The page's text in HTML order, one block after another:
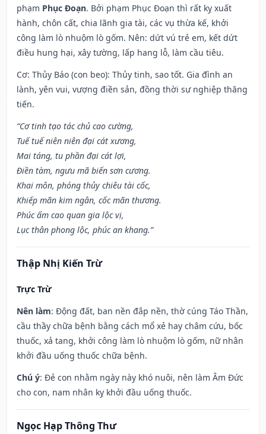
phạm Phục Đoạn. Bởi phạm Phục Đoạn thì rất kỵ xuất
hành, chôn cất, chia lãnh gia tài, các vụ thừa kế, khởi
công làm lò nhuộm lò gốm. Nên: dứt vú trẻ em, kết dứt
điều hung hại, xây tường, lấp hang lỗ, làm cầu tiêu.
Cơ: Thủy Báo (con beo): Thủy tinh, sao tốt. Gia đình an
lành, yên vui, vượng điền sản, đồng thời sự nghiệp thăng
tiến.
“Cơ tinh tạo tác chủ cao cường,
Tuế tuế niên niên đại cát xương,
Mai táng, tu phần đại cát lợi,
Điền tàm, ngưu mã biến sơn cương.
Khai môn, phóng thủy chiêu tài cốc,
Khiếp mãn kim ngân, cốc mãn thương.
Phúc ấm cao quan gia lộc vị,
Lục thân phong lộc, phúc an khang.”
Thập Nhị Kiến Trừ
Trực Trừ
Nên làm: Động đất, ban nền đắp nền, thờ cúng Táo Thần,
cầu thầy chữa bệnh bằng cách mổ xẻ hay châm cứu, bốc
thuốc, xả tang, khởi công làm lò nhuộm lò gốm, nữ nhân
khởi đầu uống thuốc chữa bệnh.
Chú ý: Đẻ con nhằm ngày này khó nuôi, nên làm Âm Đức
cho con, nam nhân kỵ khởi đầu uống thuốc.
Ngọc Hạp Thông Thư